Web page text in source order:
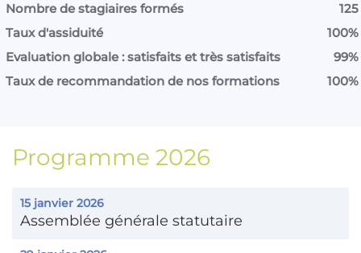
Nombre de stagiaires formés
125
Taux d'assiduité
100%
Evaluation globale : satisfaits et très satisfaits
99%
Taux de recommandation de nos formations
100%
Programme 2026
15 janvier 2026
Assemblée générale statutaire